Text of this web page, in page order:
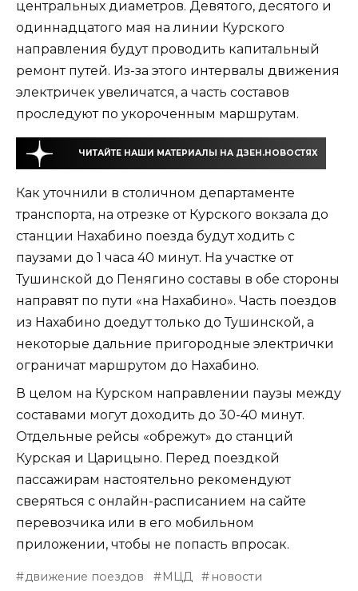
центральных диаметров. Девятого, десятого и
одиннадцатого мая на линии Курского
направления будут проводить капитальный
ремонт путей. Из-за этого интервалы движения
электричек увеличатся, а часть составов
проследуют по укороченным маршрутам.
ЧИТАЙТЕ НАШИ МАТЕРИАЛЫ НА ДЗЕН.НОВОСТЯХ
Как уточнили в столичном департаменте
транспорта, на отрезке от Курского вокзала до
станции Нахабино поезда будут ходить с
паузами до 1 часа 40 минут. На участке от
Тушинской до Пенягино составы в обе стороны
направят по пути «на Нахабино». Часть поездов
из Нахабино доедут только до Тушинской, а
некоторые дальние пригородные электрички
ограничат маршрутом до Нахабино.
В целом на Курском направлении паузы между
составами могут доходить до 30-40 минут.
Отдельные рейсы «обрежут» до станций
Курская и Царицыно. Перед поездкой
пассажирам настоятельно рекомендуют
сверяться с онлайн-расписанием на сайте
перевозчика или в его мобильном
приложении, чтобы не попасть впросак.
движение поездов МЦД новости